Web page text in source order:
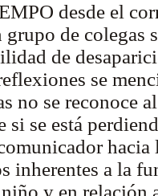
desde el
grupo de colegas
de
se
no se reconoce
si se está
hacia
inherentes a la